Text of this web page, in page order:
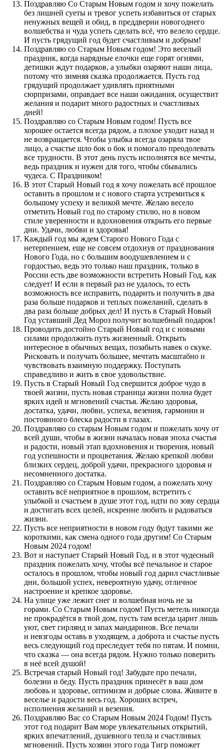
Поздравляю Со Старым Новым годом и хочу пожелать
без лишней суеты и тревог успеть избавиться от старых
ненужных вещей и обид, в преддверии новогоднего
волшебства и чуда успеть сделать всё, что велело сердце.
И пусть грядущий год будет счастливым и добрым!
Поздравляю со Старым Новым годом! Это веселый
праздник, когда нарядные елочки еще горят огнями,
детишки ждут подарков, а улыбки озаряют наши лица,
потому что зимняя сказка продолжается. Пусть год
грядущий продолжает удивлять приятными
сюрпризами, оправдает все наши ожидания, осуществит
желания и подарит много радостных и счастливых
дней!
Поздравляю со Старым Новым годом! Пусть все
хорошее остается всегда рядом, а плохое уходит назад и
не возвращается. Чтобы улыбка всегда озаряла твое
лицо, а счастье шло бок о бок и помогало преодолевать
все трудности. В этот день пусть исполнятся все мечты,
ведь праздник и нужен для того, чтобы сбывались
чудеса. С Праздником!
В этот Старый Новый год я хочу пожелать всё прошлое
оставить в прошлом и с нового старта устремиться к
большому успеху и великой мечте. Желаю весело
отметить Новый год по старому стилю, но в новом
стиле уверенности и вдохновения открыть его первые
дни. Удачи, любви и здоровья!
Каждый год мы ждем Старого Нового Года с
нетерпением, еще не совсем отдохнув от празднования
Нового Года, но с большим воодушевлением и с
гордостью, ведь это только наш праздник, только в
России есть две возможности встретить Новый Год, как
следует! И если в первый раз не удалось, то есть
возможность все исправить, подарить и получить в два
раза больше подарков и теплых пожеланий, сделать в
два раза больше добрых дел! И пусть в Старый Новый
Год уставший Дед Мороз получит волшебный подарок!
Проводить достойно Старый Новый год и с новыми
силами продолжить путь жизненный. Открыть
интересное в обычных вещах, позабыть навек о скуке.
Рисковать и получать большее, мечтать масштабно и
чувствовать взаимную поддержку. Поступать
справедливо и жить в свое удовольствие.
Пусть в Старый Новый Год свершится доброе чудо в
твоей жизни, пусть новая страница жизни полна будет
ярких идей и мгновений счастья. Желаю здоровья,
достатка, удачи, любви, успеха, везения, гармонии и
постоянного блеска радости в глазах.
Поздравляю со старым Новым годом и пожелать хочу от
всей души, чтобы в жизни началась новая эпоха счастья
и радости, новый этап вдохновения и творения, новый
год успешности и процветания. Желаю крепкой любви
близких сердец, доброй удачи, прекрасного здоровья и
несомненного достатка.
Поздравляю со Старым Новым годом, а пожелать хочу
оставить всё неприятное в прошлом, встретить с
улыбкой и счастьем в душе этот год, идти по зову сердца
и достигать всех целей, искренне любить и радоваться
жизни.
Пусть все неприятности в новом году будут такими же
короткими, как смена одного года другим! Со Старым
Новым 2024 годом!
Вот и наступает Старый Новый Год, и в этот чудесный
праздник пожелать хочу, чтобы всё печальное и старое
осталось в прошлом, чтобы новый год дарил счастливые
дни, большой успех, невероятную удачу, отличное
настроение и крепкое здоровье.
На улице уже лежит снег и волшебная ночь не за
горами. Со Старым Новым годом! Пусть метель никогда
не прокрадётся в твой дом, пусть там всегда царит лишь
уют, свет гирлянд и запах мандаринов. Все печали
и невзгоды оставь в уходящем, а доброта и счастье пусть
весь следующий год преследует тебя по пятам. И помни,
что сказка — она всегда рядом. Нужно только поверить
в неё всей душой!
Встречая старый Новый год! Забудьте про печали,
болезни и беду. Пусть праздник принесёт в ваш дом
любовь и здоровье, оптимизм и добрые слова. Живите в
веселье и радости весь год. Хороших встреч,
исполнения желаний и везения.
Поздравляю Вас со Старым Новым 2024 Годом! Пусть
этот год подарит Вам море увлекательных открытий,
ярких впечатлений, душевного тепла и счастливых
мгновений. Пусть хозяин этого года Тигр поможет